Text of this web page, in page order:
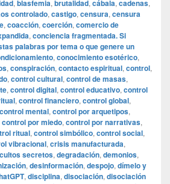
, blasfemia, brutalidad, cábala, cadenas,
controlado, castigo, censura, censura
, coacción, coerción, comercio de
, conciencia fragmentada. Si
palabras por tema o que genere un
, conocimiento esotérico,
, conspiración, contacto espiritual, control,
, control cultural, control de masas,
, control digital, control educativo, control
, control financiero, control global,
control mental, control por arquetipos,
control por miedo, control por narrativas,
ritual, control simbólico, control social,
vibracional, crisis manufacturada,
cultos secretos, degradación, demonios,
, desinformación, despojo, dímelo y
, disciplina, disociación, disociación